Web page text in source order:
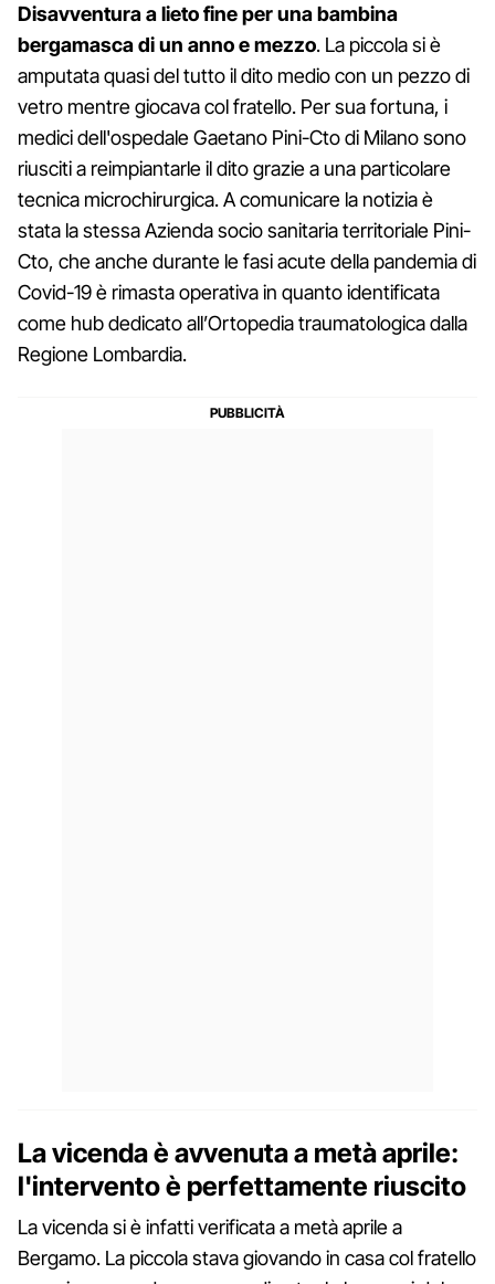
Disavventura a lieto fine per una bambina
bergamasca di un anno e mezzo. La piccola si è
amputata quasi del tutto il dito medio con un pezzo di
vetro mentre giocava col fratello. Per sua fortuna, i
medici dell'ospedale Gaetano Pini-Cto di Milano sono
riusciti a reimpiantarle il dito grazie a una particolare
tecnica microchirurgica. A comunicare la notizia è
stata la stessa Azienda socio sanitaria territoriale Pini-
Cto, che anche durante le fasi acute della pandemia di
Covid-19 è rimasta operativa in quanto identificata
come hub dedicato all’Ortopedia traumatologica dalla
Regione Lombardia.
La vicenda è avvenuta a metà aprile:
l'intervento è perfettamente riuscito
La vicenda si è infatti verificata a metà aprile a
Bergamo. La piccola stava giovando in casa col fratello